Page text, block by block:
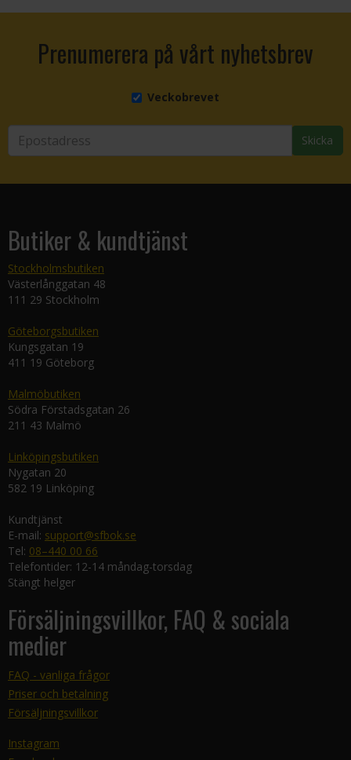
Prenumerera på vårt nyhetsbrev
Veckobrevet
Skicka
Butiker & kundtjänst
Stockholmsbutiken
Västerlånggatan 48
111 29 Stockholm
Göteborgsbutiken
Kungsgatan 19
411 19 Göteborg
Malmöbutiken
Södra Förstadsgatan 26
211 43 Malmö
Linköpingsbutiken
Nygatan 20
582 19 Linköping
Kundtjänst
E-mail: support@sfbok.se
Tel: 08–440 00 66
Telefontider: 12-14 måndag-torsdag
Stängt helger
Försäljningsvillkor, FAQ & sociala
medier
FAQ - vanliga frågor
Priser och betalning
Försäljningsvillkor
Instagram